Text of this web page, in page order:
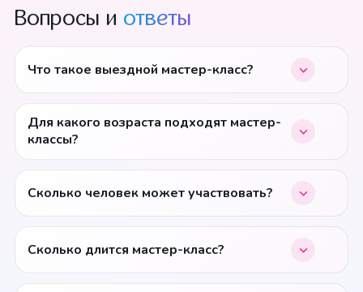
Вопросы и ответы
Что такое выездной мастер-класс?
Для какого возраста подходят мастер-
классы?
Сколько человек может участвовать?
Сколько длится мастер-класс?